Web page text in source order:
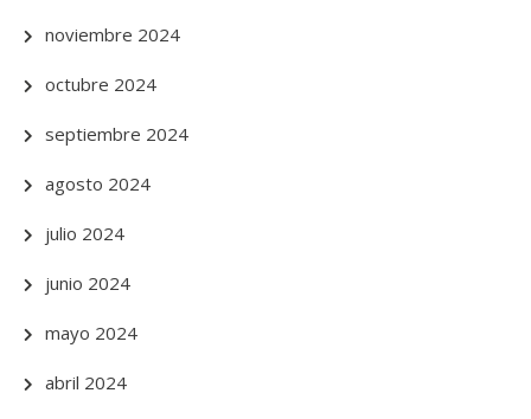
noviembre 2024
octubre 2024
septiembre 2024
agosto 2024
julio 2024
junio 2024
mayo 2024
abril 2024